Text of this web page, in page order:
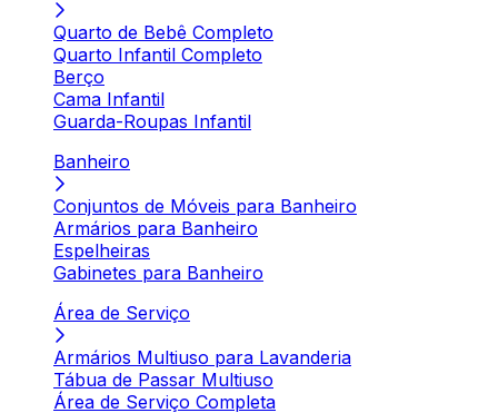
Quarto de Bebê Completo
Quarto Infantil Completo
Berço
Cama Infantil
Guarda-Roupas Infantil
Banheiro
Conjuntos de Móveis para Banheiro
Armários para Banheiro
Espelheiras
Gabinetes para Banheiro
Área de Serviço
Armários Multiuso para Lavanderia
Tábua de Passar Multiuso
Área de Serviço Completa